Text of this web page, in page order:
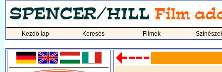
Kezdő lap Keresés Filmek